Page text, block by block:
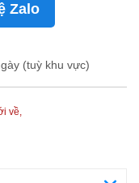
Zalo
(tuỳ khu vực)
về,